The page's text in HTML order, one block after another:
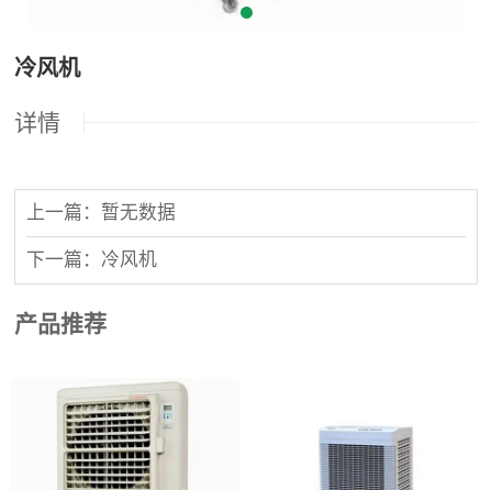
冷风机
详情
上一篇：暂无数据
下一篇：冷风机
产品推荐